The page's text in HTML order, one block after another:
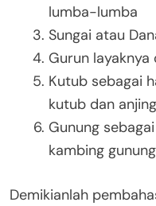
lumba-lumba
Sungai atau
Gurun layaknya
Kutub sebagai
kutub dan
Gunung
kambing
Demikianlah